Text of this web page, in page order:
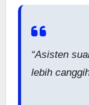
“Asisten
lebih